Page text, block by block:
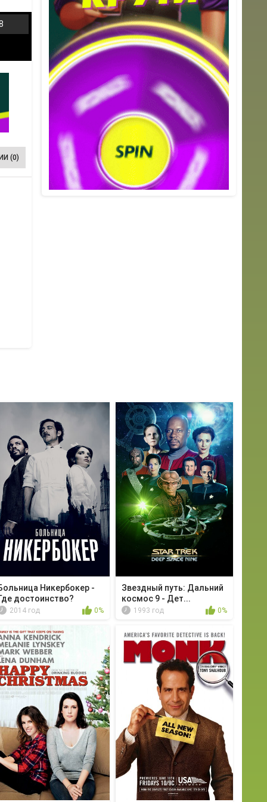
(0)
Никербокер -
достоинство?
2014 год 0%
Звездный путь: Дальний
космос 9 - Дет...
1993 год 0%